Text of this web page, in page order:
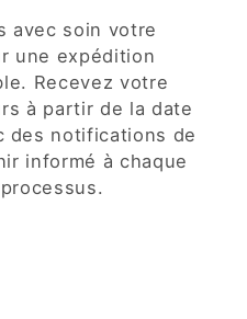
avec soin votre
une expédition
Recevez votre
à partir de la date
des notifications de
informé à chaque